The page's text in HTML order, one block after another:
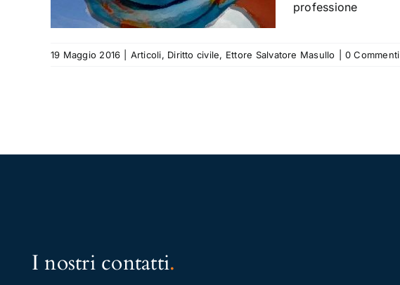
professione
19 Maggio 2016 Articoli, Diritto civile, Ettore Salvatore Masullo 0 Commenti
I nostri contatti.